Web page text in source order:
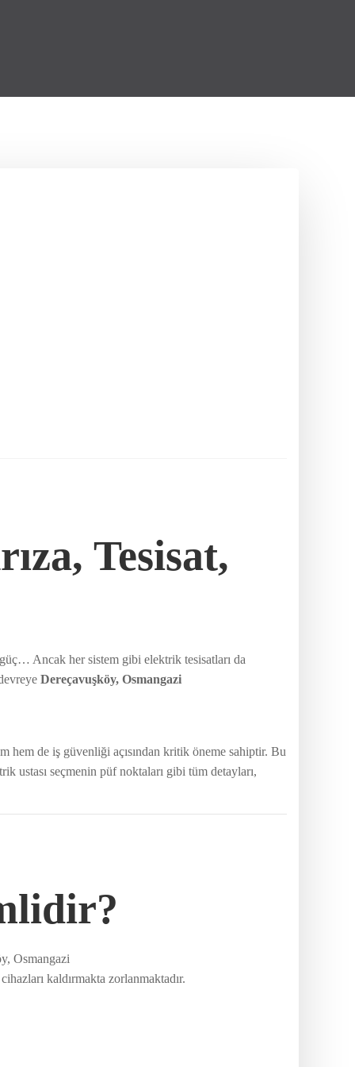
Tesisat,
Ancak her sistem gibi elektrik tesisatları da
Dereçavuşköy, Osmangazi
hem de iş güvenliği açısından kritik öneme sahiptir. Bu
ustası seçmenin püf noktaları gibi tüm detayları,
Osmangazi
kaldırmakta zorlanmaktadır.